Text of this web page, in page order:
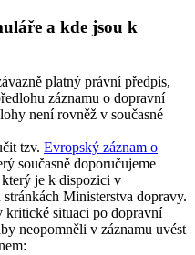
a kde jsou k
platný právní předpis,
záznamu o dopravní
není rovněž v současné
tzv. Evropský záznam o
současně doporučujeme
je k dispozici v
Ministerstva dopravy.
kritické situaci po dopravní
neopomněli v záznamu uvést